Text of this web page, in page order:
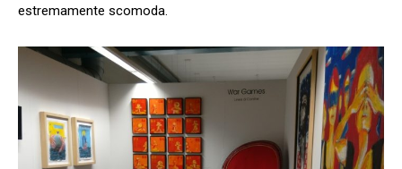
estremamente scomoda.